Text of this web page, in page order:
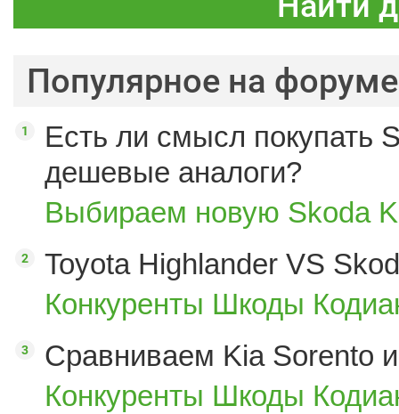
Популярное на форуме
Есть ли смысл покупать
дешевые аналоги?
Выбираем новую Skoda
Toyota Highlander VS
Конкуренты Шкоды
Сравниваем Kia Sorento
Конкуренты Шкоды